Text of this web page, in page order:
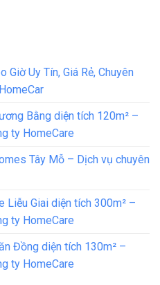
Giờ Uy Tín, Giá Rẻ, Chuyên
Bằng diện tích 120m² –
ty HomeCare
Tây Mỗ – Dịch vụ chuyên
Liễu Giai diện tích 300m² –
ty HomeCare
Đồng diện tích 130m² –
ty HomeCare